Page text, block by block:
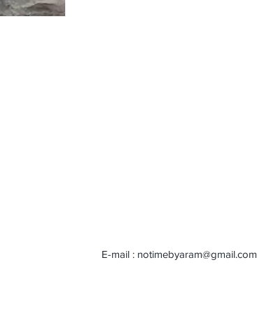
E-mail : notimebyaram@gmail.com